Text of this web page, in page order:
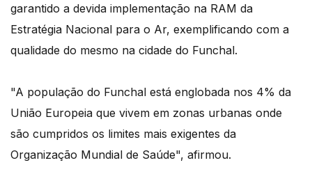
garantido a devida implementação na RAM da
Estratégia Nacional para o Ar, exemplificando com a
qualidade do mesmo na cidade do Funchal.
"A população do Funchal está englobada nos 4% da
União Europeia que vivem em zonas urbanas onde
são cumpridos os limites mais exigentes da
Organização Mundial de Saúde", afirmou.